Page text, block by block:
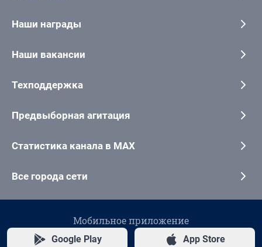
Наши награды
Наши вакансии
Техподдержка
Предвыборная агитация
Статистика канала в MAX
Все города сети
Мобильное приложение
Google Play App Store